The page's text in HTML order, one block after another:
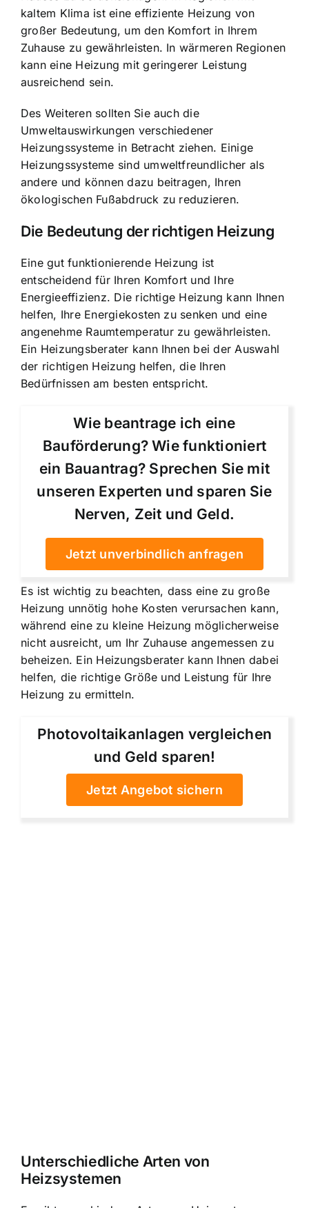
kaltem Klima ist eine effiziente Heizung von
großer Bedeutung, um den Komfort in Ihrem
Zuhause zu gewährleisten. In wärmeren Regionen
kann eine Heizung mit geringerer Leistung
ausreichend sein.
Des Weiteren sollten Sie auch die
Umweltauswirkungen verschiedener
Heizungssysteme in Betracht ziehen. Einige
Heizungssysteme sind umweltfreundlicher als
andere und können dazu beitragen, Ihren
ökologischen Fußabdruck zu reduzieren.
Die Bedeutung der richtigen Heizung
Eine gut funktionierende Heizung ist
entscheidend für Ihren Komfort und Ihre
Energieeffizienz. Die richtige Heizung kann Ihnen
helfen, Ihre Energiekosten zu senken und eine
angenehme Raumtemperatur zu gewährleisten.
Ein Heizungsberater kann Ihnen bei der Auswahl
der richtigen Heizung helfen, die Ihren
Bedürfnissen am besten entspricht.
Wie beantrage ich eine
Bauförderung? Wie funktioniert
ein Bauantrag? Sprechen Sie mit
unseren Experten und sparen Sie
Nerven, Zeit und Geld.
Jetzt unverbindlich anfragen
Es ist wichtig zu beachten, dass eine zu große
Heizung unnötig hohe Kosten verursachen kann,
während eine zu kleine Heizung möglicherweise
nicht ausreicht, um Ihr Zuhause angemessen zu
beheizen. Ein Heizungsberater kann Ihnen dabei
helfen, die richtige Größe und Leistung für Ihre
Heizung zu ermitteln.
Photovoltaikanlagen vergleichen
und Geld sparen!
Jetzt Angebot sichern
Unterschiedliche Arten von
Heizsystemen